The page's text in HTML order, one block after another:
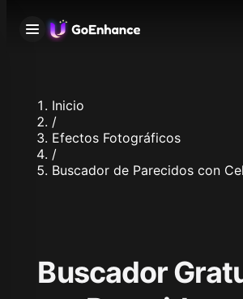
Inicio
/
Efectos Fotográficos
/
Buscador de Parecidos con
Buscador